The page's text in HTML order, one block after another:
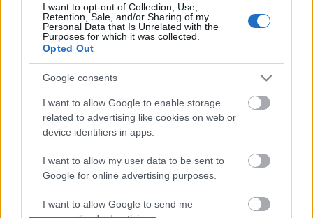
I want to opt-out of Collection, Use,
Retention, Sale, and/or Sharing of my
Personal Data that Is Unrelated with the
Purposes for which it was collected.
Opted Out
Google consents
I want to allow Google to enable storage
related to advertising like cookies on web or
device identifiers in apps.
I want to allow my user data to be sent to
Google for online advertising purposes.
I want to allow Google to send me
lesz rá... Szulák Andrea 1964. február 8-án született
Budapesten... Foglalkozását…
ELKESERÍTŐ!!! - Ingyen vitte nyaralni
szüleit a népszerű énekesnő...
építészke •2013. július 28.
tagjával már találkozott mindenki, aki fogyasztja a
bulvárt... Ma az egész famíliát szeretném górcső alá
szüleivel és párjával lazított meglepetés gyanánt...